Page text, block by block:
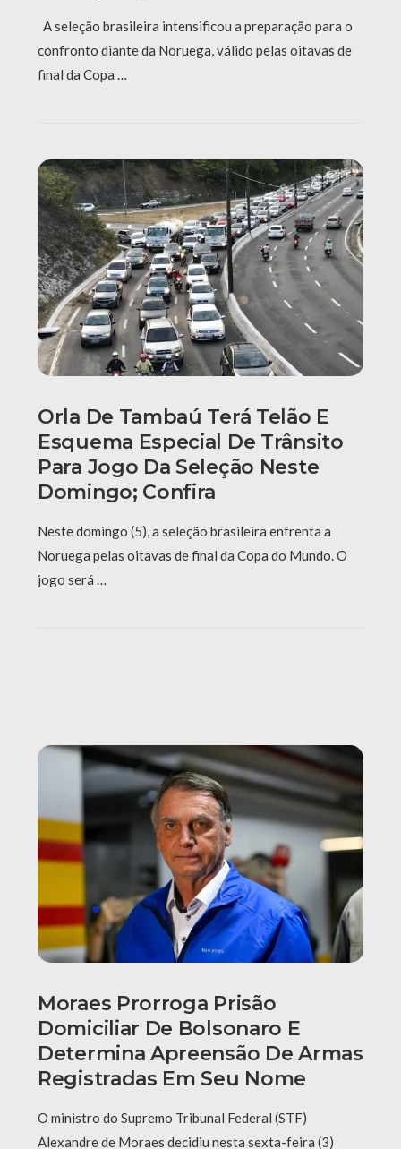
A seleção brasileira intensificou a preparação para o
confronto diante da Noruega, válido pelas oitavas de
final da Copa …
Orla De Tambaú Terá Telão E
Esquema Especial De Trânsito
Para Jogo Da Seleção Neste
Domingo; Confira
Neste domingo (5), a seleção brasileira enfrenta a
Noruega pelas oitavas de final da Copa do Mundo. O
jogo será …
Moraes Prorroga Prisão
Domiciliar De Bolsonaro E
Determina Apreensão De Armas
Registradas Em Seu Nome
O ministro do Supremo Tribunal Federal (STF)
Alexandre de Moraes decidiu nesta sexta-feira (3)